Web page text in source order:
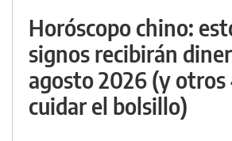
Horóscopo chino:
signos recibirán
agosto 2026 (y otros
cuidar el bolsillo)